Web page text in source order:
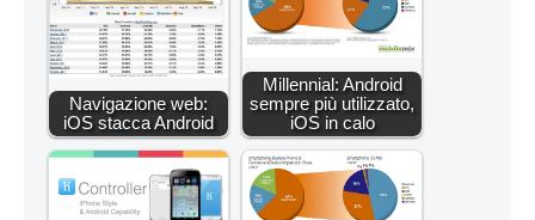
Navigazione web:
iOS stacca Android
Millennial: Android
sempre più utilizzato,
iOS in calo